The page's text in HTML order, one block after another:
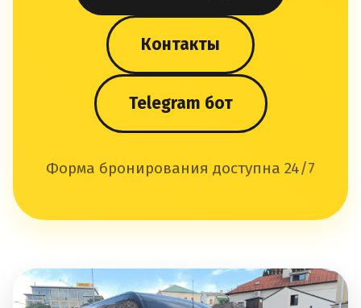
Контакты
Telegram бот
Форма бронирования доступна 24/7